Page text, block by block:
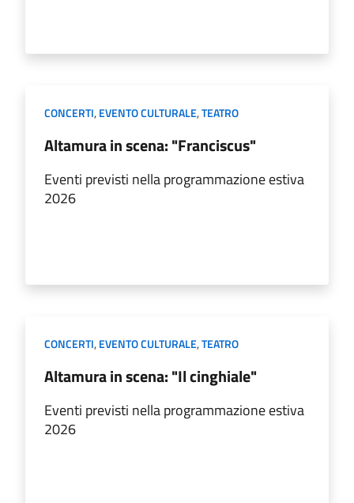
CONCERTI,EVENTO CULTURALE,TEATRO
Altamura in scena: "Franciscus"
Eventi previsti nella programmazione estiva
2026
CONCERTI,EVENTO CULTURALE,TEATRO
Altamura in scena: "Il cinghiale"
Eventi previsti nella programmazione estiva
2026